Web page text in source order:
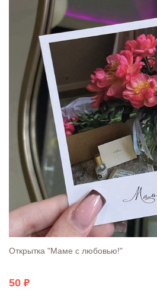
Открытка "Маме с любовью!"
50